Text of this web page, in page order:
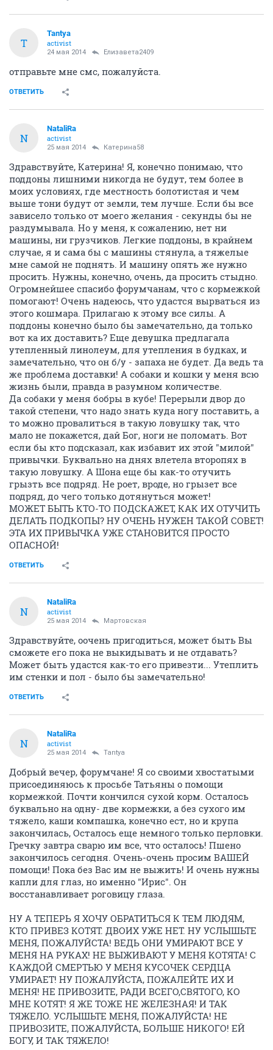
T
Tantya
activist
24 мая 2014 Елизавета2409
отправьте мне смс, пожалуйста.
ОТВЕТИТЬ
N
NataliRa
activist
25 мая 2014 Катерина58
Здравствуйте, Катерина! Я, конечно понимаю, что
поддоны лишними никогда не будут, тем более в
моих условиях, где местность болотистая и чем
выше тони будут от земли, тем лучше. Если бы все
зависело только от моего желания - секунды бы не
раздумывала. Но у меня, к сожалению, нет ни
машины, ни грузчиков. Легкие поддоны, в крайнем
случае, я и сама бы с машины стянула, а тяжелые
мне самой не поднять. И машину опять же нужно
просить. Нужны, конечно, очень, да просить стыдно.
Огромнейшее спасибо форумчанам, что с кормежкой
помогают! Очень надеюсь, что удастся вырваться из
этого кошмара. Прилагаю к этому все силы. А
поддоны конечно было бы замечательно, да только
вот ка их доставить? Еще девушка предлагала
утепленный линолеум, для утепления в будках, и
замечательно, что он б/у - запаха не будет. Да ведь та
же проблема доставки! А собаки и кошки у меня всю
жизнь были, правда в разумном количестве.
Да собаки у меня бобры в кубе! Перерыли двор до
такой степени, что надо знать куда ногу поставить, а
то можно провалиться в такую ловушку так, что
мало не покажется, дай Бог, ноги не поломать. Вот
если бы кто подсказал, как избавит их этой "милой"
привычки. Буквально на днях влетела второпях в
такую ловушку. А Шона еще бы как-то отучить
грызть все подряд. Не роет, вроде, но грызет все
подряд, до чего только дотянуться может!
МОЖЕТ БЫТЬ КТО-ТО ПОДСКАЖЕТ, КАК ИХ ОТУЧИТЬ
ДЕЛАТЬ ПОДКОПЫ? НУ ОЧЕНЬ НУЖЕН ТАКОЙ СОВЕТ!
ЭТА ИХ ПРИВЫЧКА УЖЕ СТАНОВИТСЯ ПРОСТО
ОПАСНОЙ!
ОТВЕТИТЬ
N
NataliRa
activist
25 мая 2014 Mартовская
Здравствуйте, оочень пригодиться, может быть Вы
сможете его пока не выкидывать и не отдавать?
Может быть удастся как-то его привезти... Утеплить
им стенки и пол - было бы замечательно!
ОТВЕТИТЬ
N
NataliRa
activist
25 мая 2014 Tantya
Добрый вечер, форумчане! Я со своими хвостатыми
присоединяюсь к просьбе Татьяны о помощи
кормежкой. Почти кончился сухой корм. Осталось
буквально на одну- две кормежки, а без сухого им
тяжело, каши компашка, конечно ест, но и крупа
закончилась, Осталось еще немного только перловки.
Гречку завтра сварю им все, что осталось! Пшено
закончилось сегодня. Очень-очень просим ВАШЕЙ
помощи! Пока без Вас им не выжить! И очень нужны
капли для глаз, но именно "Ирис". Он
восстанавливает роговицу глаза.
НУ А ТЕПЕРЬ Я ХОЧУ ОБРАТИТЬСЯ К ТЕМ ЛЮДЯМ,
КТО ПРИВЕЗ КОТЯТ. ДВОИХ УЖЕ НЕТ. НУ УСЛЫШЬТЕ
МЕНЯ, ПОЖАЛУЙСТА! ВЕДЬ ОНИ УМИРАЮТ ВСЕ У
МЕНЯ НА РУКАХ! НЕ ВЫЖИВАЮТ У МЕНЯ КОТЯТА! С
КАЖДОЙ СМЕРТЬЮ У МЕНЯ КУСОЧЕК СЕРДЦА
УМИРАЕТ! НУ ПОЖАЛУЙСТА, ПОЖАЛЕЙТЕ ИХ И
МЕНЯ! НЕ ПРИВОЗИТЕ, РАДИ ВСЕГО,СВЯТОГО, КО
МНЕ КОТЯТ! Я ЖЕ ТОЖЕ НЕ ЖЕЛЕЗНАЯ! И ТАК
ТЯЖЕЛО. УСЛЫШЬТЕ МЕНЯ, ПОЖАЛУЙСТА! НЕ
ПРИВОЗИТЕ, ПОЖАЛУЙСТА, БОЛЬШЕ НИКОГО! ЕЙ
БОГУ, И ТАК ТЯЖЕЛО!